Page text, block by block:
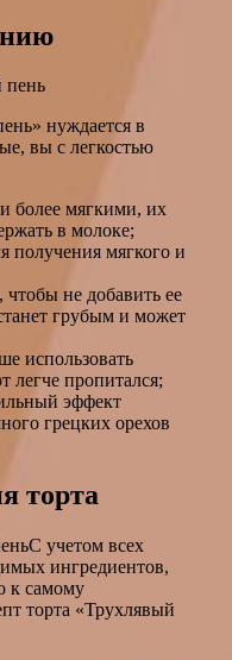
нуждается в
вы с легкостью
более мягкими, их
в молоке;
получения мягкого и
чтобы не добавить ее
грубым и может
использовать
легче пропитался;
эффект
грецких орехов
торта
С учетом всех
ингредиентов,
к самому
торта «Трухлявый